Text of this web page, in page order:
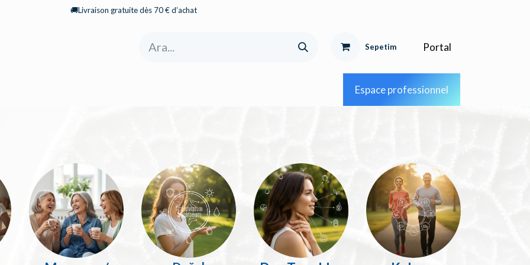
🚚Livraison gratuite dès 70 € d’achat
Sepetim Portal
Espace professionnel